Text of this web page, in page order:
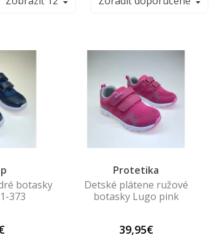
botasky
373
Protetika
Detské plátene ružové
botasky Lugo pink
39,95€